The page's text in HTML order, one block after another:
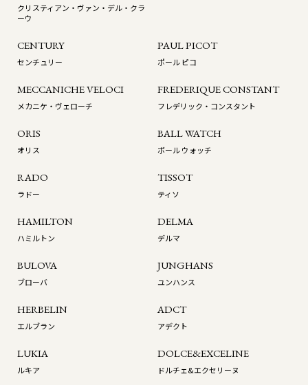
クリスティアン・ヴァン・デル・クラ
ーウ
CENTURY
センチュリー
PAUL PICOT
ポール ピコ
MECCANICHE VELOCI
メカニケ・ヴェローチ
FREDERIQUE CONSTANT
フレデリック・コンスタント
ORIS
オリス
BALL WATCH
ボール ウォッチ
RADO
ラドー
TISSOT
ティソ
HAMILTON
ハミルトン
DELMA
デルマ
BULOVA
ブローバ
JUNGHANS
ユンハンス
HERBELIN
エルブラン
ADCT
アデクト
LUKIA
ルキア
DOLCE&EXCELINE
ドルチェ&エクセリーヌ